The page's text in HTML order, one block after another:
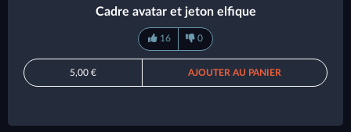
Cadre avatar et jeton elfique
16 0
5,00 € AJOUTER AU PANIER